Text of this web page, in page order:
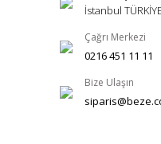
İstanbul
Çağrı Merkezi
0216 451 11 11
Bize Ulaşın